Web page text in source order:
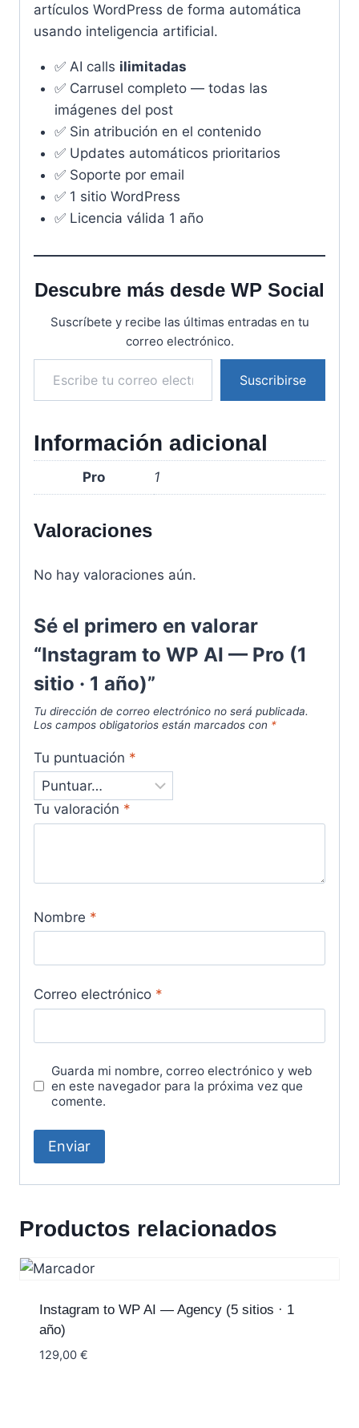
artículos WordPress de forma automática
usando inteligencia artificial.
✅ AI calls ilimitadas
✅ Carrusel completo — todas las
imágenes del post
✅ Sin atribución en el contenido
✅ Updates automáticos prioritarios
✅ Soporte por email
✅ 1 sitio WordPress
✅ Licencia válida 1 año
Descubre más desde WP Social
Suscríbete y recibe las últimas entradas en tu
correo electrónico.
Escribe tu correo electrónico…
Suscribirse
Información adicional
Pro 1
Valoraciones
No hay valoraciones aún.
Sé el primero en valorar
“Instagram to WP AI — Pro (1
sitio · 1 año)”
Tu dirección de correo electrónico no será publicada.
Los campos obligatorios están marcados con *
Tu puntuación *
Tu valoración *
Nombre *
Correo electrónico *
Guarda mi nombre, correo electrónico y web
en este navegador para la próxima vez que
comente.
t
r
v
Productos relacionados
Instagram to WP AI — Agency (5 sitios · 1
año)
129,00 €